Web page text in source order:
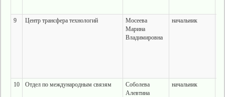
9 Центр трансфера технологий
Мосеева
Марина
Владимировна
начальник
10 Отдел по международным связям
Соболева
Алевтина
начальник